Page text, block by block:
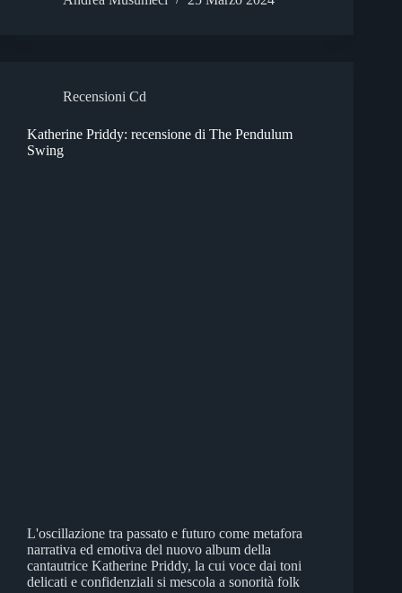
Recensioni Cd
Katherine Priddy: recensione di The Pendulum
Swing
L'oscillazione tra passato e futuro come metafora
narrativa ed emotiva del nuovo album della
cantautrice Katherine Priddy, la cui voce dai toni
delicati e confidenziali si mescola a sonorità folk